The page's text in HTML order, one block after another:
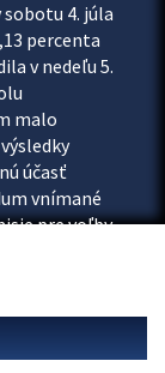
4. júla
percenta
v nedeľu 5.
malo
účasť
vnímané
pre voľby